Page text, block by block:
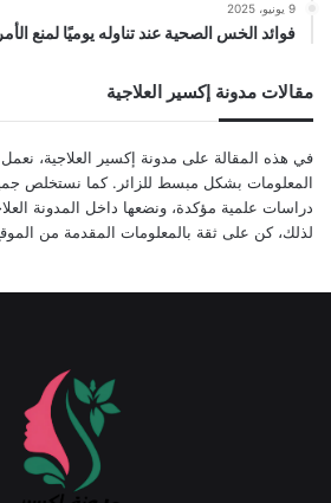
9 يونيو، 2025
فوائد الخس الصحية عند تناوله يوميًا لمنع
مقالات مدونة إكسير العلاجية
في هذه المقالة على مدونة إكسير العلاجية،
المعلومات بشكل مبسط للزائر. كما نستخلص
دراسات علمية مؤكدة، ونضعها داخل المدونة
لذلك، كن على ثقة بالمعلومات المقدمة من